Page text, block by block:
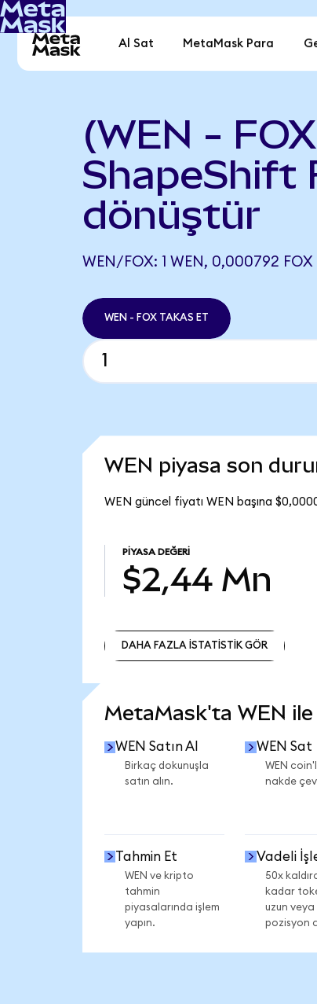
Al Sat MetaMask Para
(WEN -
ShapeShift
dönüştür
WEN/FOX: 1 WEN, 0,000792 FOX
WEN - FOX TAKAS ET
WEN piyasa son
WEN güncel fiyatı WEN başına
PIYASA DEĞERI
$2,44 Mn
DAHA FAZLA İSTATİSTİK GÖR
MetaMask'ta WEN ile
WEN Satın Al
Birkaç dokunuşla
satın alın.
WEN Sat
WEN
nakde
Tahmin Et
WEN ve kripto
tahmin
piyasalarında işlem
yapın.
Vadeli
50x
kadar
uzun veya
pozisyon